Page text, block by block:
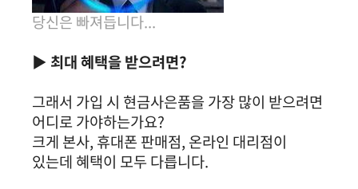
당신은 빠져듭니다...
▶ 최대 혜택을 받으려면?
그래서 가입 시 현금사은품을 가장 많이 받으려면
어디로 가야하는가요?
크게 본사, 휴대폰 판매점, 온라인 대리점이
있는데 혜택이 모두 다릅니다.